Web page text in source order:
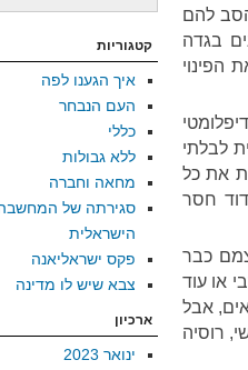
להם
בגדה
הפינוי
לבלתי
את כל
חסר
כבר
או עוד
אבל
רוסיה
קטגוריות
איך הגענו לפה
העם הנבחר
כללי
ללא גבולות
מחאה וחברה
סגירתה של
הישראלית
פקס ישראליאנה
צבא שיש לו מדינה
ארכיון
ינואר 2023